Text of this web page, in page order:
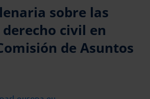
sobre las
civil en
de Asuntos